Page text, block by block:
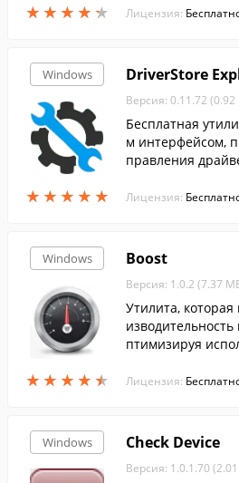
★ ★ ★ ★ ★
★ ★ ★ ★ ★ Лицензия:
Windows
★ ★ ★ ★ ★
★ ★ ★ ★ ★
DriverStore
Версия: 0.11.72
Бесплатная
м интерфейсом,
правления
Лицензия:
Windows
★ ★ ★ ★ ★
★ ★ ★ ★ ★
Boost
Версия: 1.0.2 (7.37
Утилита,
птимизируя
Лицензия:
Windows Check Device
Версия: 1.0.1.70